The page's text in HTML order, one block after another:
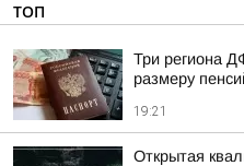
ТОП
Три региона
размеру
19:21
Открытая